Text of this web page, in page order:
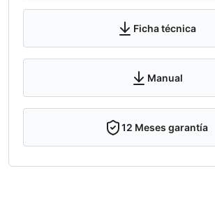
Ficha técnica
Manual
12 Meses garantía